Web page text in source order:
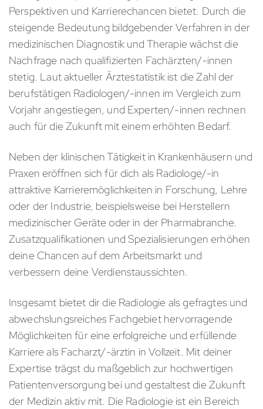
Perspektiven und Karrierechancen bietet. Durch die
steigende Bedeutung bildgebender Verfahren in der
medizinischen Diagnostik und Therapie wächst die
Nachfrage nach qualifizierten Fachärzten/-innen
stetig. Laut aktueller Ärztestatistik ist die Zahl der
berufstätigen Radiologen/-innen im Vergleich zum
Vorjahr angestiegen, und Experten/-innen rechnen
auch für die Zukunft mit einem erhöhten Bedarf.
Neben der klinischen Tätigkeit in Krankenhäusern und
Praxen eröffnen sich für dich als Radiologe/-in
attraktive Karrieremöglichkeiten in Forschung, Lehre
oder der Industrie, beispielsweise bei Herstellern
medizinischer Geräte oder in der Pharmabranche.
Zusatzqualifikationen und Spezialisierungen erhöhen
deine Chancen auf dem Arbeitsmarkt und
verbessern deine Verdienstaussichten.
Insgesamt bietet dir die Radiologie als gefragtes und
abwechslungsreiches Fachgebiet hervorragende
Möglichkeiten für eine erfolgreiche und erfüllende
Karriere als Facharzt/-ärztin in Vollzeit. Mit deiner
Expertise trägst du maßgeblich zur hochwertigen
Patientenversorgung bei und gestaltest die Zukunft
der Medizin aktiv mit. Die Radiologie ist ein Bereich